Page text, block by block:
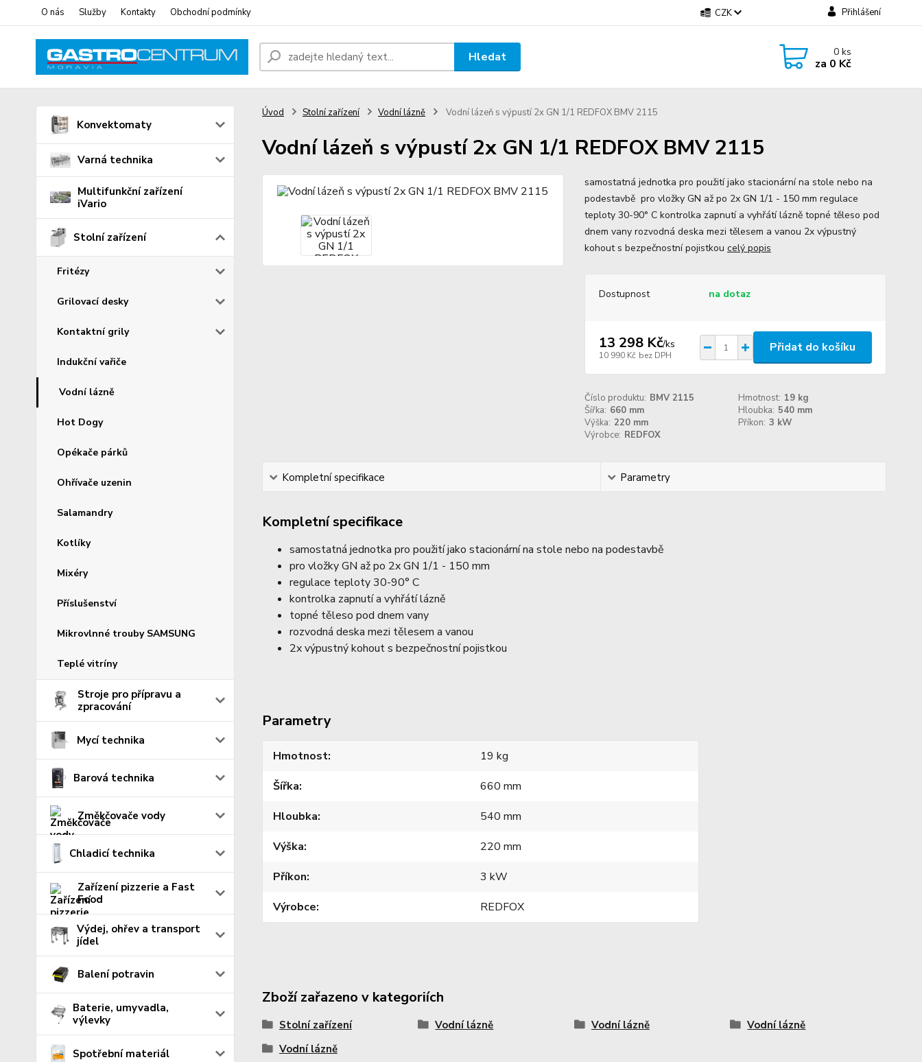
O nás Služby Kontakty Obchodní podmínky CZK Přihlášení
Hledat 0ks
za 0 Kč
Konvektomaty
Varná technika
Multifunkční zařízení
iVario
Stolní zařízení
Fritézy
Grilovací desky
Kontaktní grily
Indukční vařiče
Vodní lázně
Hot Dogy
Opékače párků
Ohřívače uzenin
Salamandry
Kotlíky
Mixéry
Příslušenství
Mikrovlnné trouby SAMSUNG
Teplé vitríny
Stroje pro přípravu a
zpracování
Mycí technika
Barová technika
Změkčovače vody
Chladicí technika
Zařízení pizzerie a Fast
Food
Výdej, ohřev a transport
jídel
Balení potravin
Baterie, umyvadla,
výlevky
Spotřební materiál
Úvod Stolní zařízení Vodní lázně Vodní lázeň s výpustí 2x GN 1/1 REDFOX BMV 2115
Vodní lázeň s výpustí 2x GN 1/1 REDFOX BMV 2115
samostatná jednotka pro použití jako stacionární na stole nebo na
podestavbě pro vložky GN až po 2x GN 1/1 - 150 mm regulace
teploty 30-90° C kontrolka zapnutí a vyhřátí lázně topné těleso pod
dnem vany rozvodná deska mezi tělesem a vanou 2x výpustný
kohout s bezpečnostní pojistkou celý popis
Dostupnost na dotaz
13 298 Kč/ks
10 990 Kč bez DPH
Přidat do košíku
Číslo produktu: BMV 2115 Hmotnost: 19 kg
Šířka: 660 mm Hloubka: 540 mm
Výška: 220 mm Příkon: 3 kW
Výrobce: REDFOX
Kompletní specifikace Parametry
Kompletní specifikace
samostatná jednotka pro použití jako stacionární na stole nebo na podestavbě
pro vložky GN až po 2x GN 1/1 - 150 mm
regulace teploty 30-90° C
kontrolka zapnutí a vyhřátí lázně
topné těleso pod dnem vany
rozvodná deska mezi tělesem a vanou
2x výpustný kohout s bezpečnostní pojistkou
Parametry
Hmotnost
19 kg
Šířka
660 mm
Hloubka
540 mm
Výška
220 mm
Příkon
3 kW
Výrobce
REDFOX
Zboží zařazeno v kategoriích
Stolní zařízení Vodní lázně Vodní lázně
Vodní lázně
Vodní lázně